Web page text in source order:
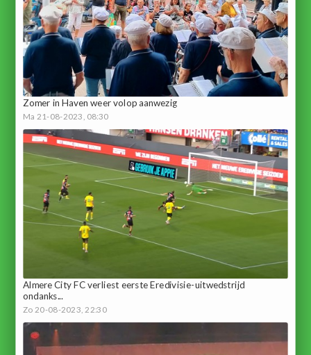
Zomer in Haven weer volop aanwezig
Ma 21-08-2023, 08:30
Almere City FC verliest eerste Eredivisie-uitwedstrijd
ondanks...
Zo 20-08-2023, 22:30